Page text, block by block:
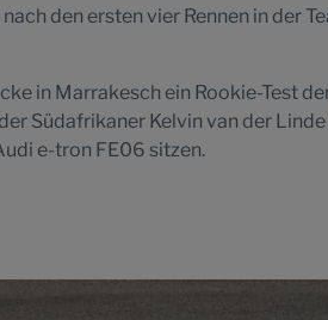
den ersten vier Rennen in der
in Marrakesch ein Rookie-Test
Südafrikaner Kelvin van der
e-tron FE06 sitzen.